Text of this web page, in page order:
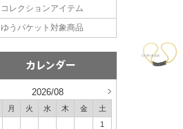
コレクションアイテム
ゆうパケット対象商品
2026/08
月 火 水 木 金
土
1